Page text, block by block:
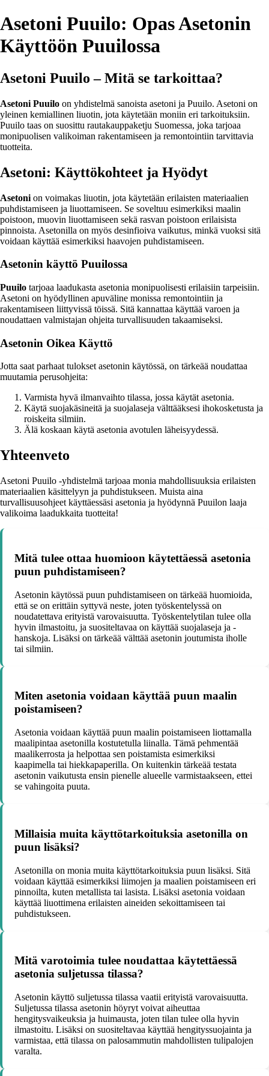
Asetoni Puuilo: Opas Asetonin
Käyttöön Puuilossa
Asetoni Puuilo – Mitä se tarkoittaa?
Asetoni Puuilo on yhdistelmä sanoista asetoni ja Puuilo. Asetoni on
yleinen kemiallinen liuotin, jota käytetään moniin eri tarkoituksiin.
Puuilo taas on suosittu rautakauppaketju Suomessa, joka tarjoaa
monipuolisen valikoiman rakentamiseen ja remontointiin tarvittavia
tuotteita.
Asetoni: Käyttökohteet ja Hyödyt
Asetoni on voimakas liuotin, jota käytetään erilaisten materiaalien
puhdistamiseen ja liuottamiseen. Se soveltuu esimerkiksi maalin
poistoon, muovin liuottamiseen sekä rasvan poistoon erilaisista
pinnoista. Asetonilla on myös desinfioiva vaikutus, minkä vuoksi sitä
voidaan käyttää esimerkiksi haavojen puhdistamiseen.
Asetonin käyttö Puuilossa
Puuilo tarjoaa laadukasta asetonia monipuolisesti erilaisiin tarpeisiin.
Asetoni on hyödyllinen apuväline monissa remontointiin ja
rakentamiseen liittyvissä töissä. Sitä kannattaa käyttää varoen ja
noudattaen valmistajan ohjeita turvallisuuden takaamiseksi.
Asetonin Oikea Käyttö
Jotta saat parhaat tulokset asetonin käytössä, on tärkeää noudattaa
muutamia perusohjeita:
Varmista hyvä ilmanvaihto tilassa, jossa käytät asetonia.
Käytä suojakäsineitä ja suojalaseja välttääksesi ihokosketusta ja
roiskeita silmiin.
Älä koskaan käytä asetonia avotulen läheisyydessä.
Yhteenveto
Asetoni Puuilo -yhdistelmä tarjoaa monia mahdollisuuksia erilaisten
materiaalien käsittelyyn ja puhdistukseen. Muista aina
turvallisuusohjeet käyttäessäsi asetonia ja hyödynnä Puuilon laaja
valikoima laadukkaita tuotteita!
Mitä tulee ottaa huomioon käytettäessä asetonia
puun puhdistamiseen?
Asetonin käytössä puun puhdistamiseen on tärkeää huomioida,
että se on erittäin syttyvä neste, joten työskentelyssä on
noudatettava erityistä varovaisuutta. Työskentelytilan tulee olla
hyvin ilmastoitu, ja suositeltavaa on käyttää suojalaseja ja -
hanskoja. Lisäksi on tärkeää välttää asetonin joutumista iholle
tai silmiin.
Miten asetonia voidaan käyttää puun maalin
poistamiseen?
Asetonia voidaan käyttää puun maalin poistamiseen liottamalla
maalipintaa asetonilla kostutetulla liinalla. Tämä pehmentää
maalikerrosta ja helpottaa sen poistamista esimerkiksi
kaapimella tai hiekkapaperilla. On kuitenkin tärkeää testata
asetonin vaikutusta ensin pienelle alueelle varmistaakseen, ettei
se vahingoita puuta.
Millaisia muita käyttötarkoituksia asetonilla on
puun lisäksi?
Asetonilla on monia muita käyttötarkoituksia puun lisäksi. Sitä
voidaan käyttää esimerkiksi liimojen ja maalien poistamiseen eri
pinnoilta, kuten metallista tai lasista. Lisäksi asetonia voidaan
käyttää liuottimena erilaisten aineiden sekoittamiseen tai
puhdistukseen.
Mitä varotoimia tulee noudattaa käytettäessä
asetonia suljetussa tilassa?
Asetonin käyttö suljetussa tilassa vaatii erityistä varovaisuutta.
Suljetussa tilassa asetonin höyryt voivat aiheuttaa
hengitysvaikeuksia ja huimausta, joten tilan tulee olla hyvin
ilmastoitu. Lisäksi on suositeltavaa käyttää hengityssuojainta ja
varmistaa, että tilassa on palosammutin mahdollisten tulipalojen
varalta.